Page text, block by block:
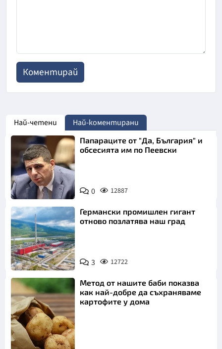
Най-четени Най-коментирани
Папараците от "Да, България" и
обсесията им по Пеевски
0 12887
Германски промишлен гигант
отново позлатява наш град
3 12722
Метод от нашите баби показва
как най-добре да съхраняваме
картофите у дома